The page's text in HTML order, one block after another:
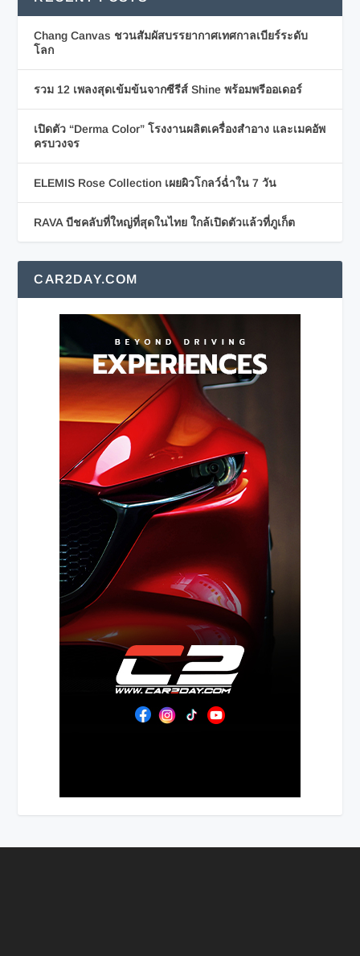
Chang Canvas ชวนสัมผัสบรรยากาศเทศกาลเบียร์ระดับ
โลก
รวม 12 เพลงสุดเข้มข้นจากซีรีส์ Shine พร้อมพรีออเดอร์
เปิดตัว “Derma Color” โรงงานผลิตเครื่องสำอาง และเมคอัพ
ครบวงจร
ELEMIS Rose Collection เผยผิวโกลว์ฉ่ำใน 7 วัน
RAVA บีชคลับที่ใหญ่ที่สุดในไทย ใกล้เปิดตัวแล้วที่ภูเก็ต
CAR2DAY.COM